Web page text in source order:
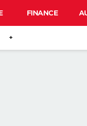
FINANCE
+